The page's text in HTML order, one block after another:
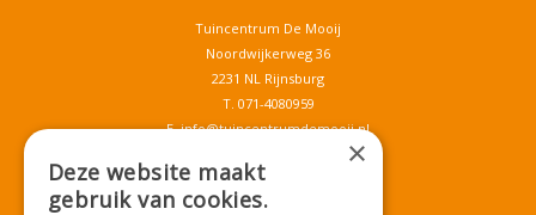
Tuincentrum De Mooij
Noordwijkerweg 36
2231 NL Rijnsburg
T. 071-4080959
E.info@tuincentrumdemooij.nl
×
Deze website maakt
gebruik van cookies.